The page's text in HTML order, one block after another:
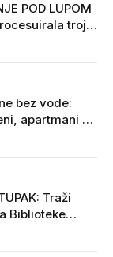
POD LUPOM
troje
bez vode:
apartmani se
Traži
Biblioteke
inicijative o